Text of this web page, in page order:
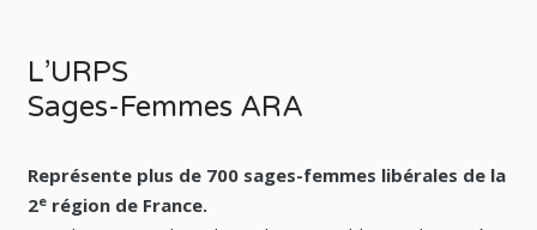
L’URPS
Sages-Femmes ARA
Représente plus de 700 sages-femmes libérales de la
2erégion de France.